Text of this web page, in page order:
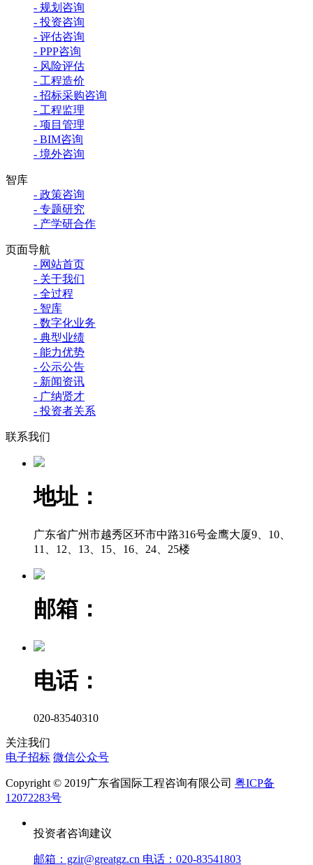
- 规划咨询
- 投资咨询
- 评估咨询
- PPP咨询
- 风险评估
- 工程造价
- 招标采购咨询
- 工程监理
- 项目管理
- BIM咨询
- 境外咨询
智库
- 政策咨询
- 专题研究
- 产学研合作
页面导航
- 网站首页
- 关于我们
- 全过程
- 智库
- 数字化业务
- 典型业绩
- 能力优势
- 公示公告
- 新闻资讯
- 广纳贤才
- 投资者关系
联系我们
地址：
广东省广州市越秀区环市中路316号金鹰大厦9、10、
11、12、13、15、16、24、25楼
邮箱：
电话：
020-83540310
关注我们
电子招标 微信公众号
Copyright © 2019广东省国际工程咨询有限公司 粤ICP备
12072283号
投资者咨询建议
邮箱：gzir@greatgz.cn 电话：020-83541803